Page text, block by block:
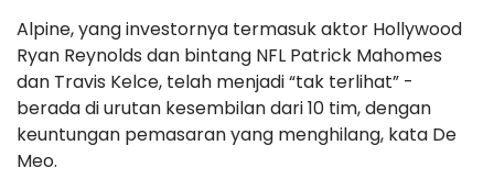
Alpine, yang investornya termasuk aktor Hollywood
Ryan Reynolds dan bintang NFL Patrick Mahomes
dan Travis Kelce, telah menjadi “tak terlihat” -
berada di urutan kesembilan dari 10 tim, dengan
keuntungan pemasaran yang menghilang, kata De
Meo.